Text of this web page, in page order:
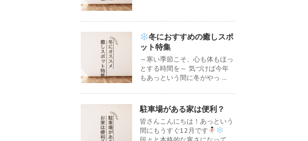
冬におすすめの癒しスポ
ット特集
～寒い季節こそ、心も体もほっ
とする時間を～ 気づけば今年
もあっという間に冬がやっ ...
駐車場がある家は便利？
皆さんこんにちは！あっという
間にもうすぐ12月です